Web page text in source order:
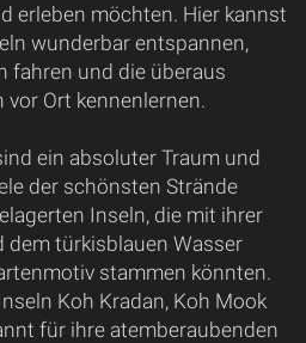
erleben möchten. Hier kannst
wunderbar entspannen,
fahren und die überaus
Ort kennenlernen.
ein absoluter Traum und
der schönsten Strände
Inseln, die mit ihrer
dem türkisblauen Wasser
stammen könnten.
Koh Kradan, Koh Mook
für ihre atemberaubenden